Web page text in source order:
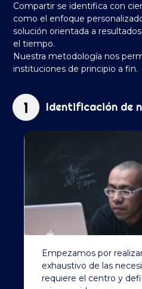
Compartir se identifica con
como el enfoque
solución orientada a
el tiempo.
Nuestra metodología nos
instituciones de principio a fin.
Identificación de
Empezamos por
exhaustivo de las
requiere el centro y